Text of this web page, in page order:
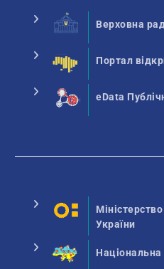
Верховна
Портал
eData
України
Національна